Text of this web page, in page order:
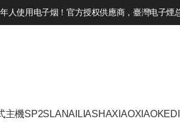
人使用电子烟！官方授权供應商，臺灣电子煙
主機SP2S LANA ILIASHAXIAOXIAOKE